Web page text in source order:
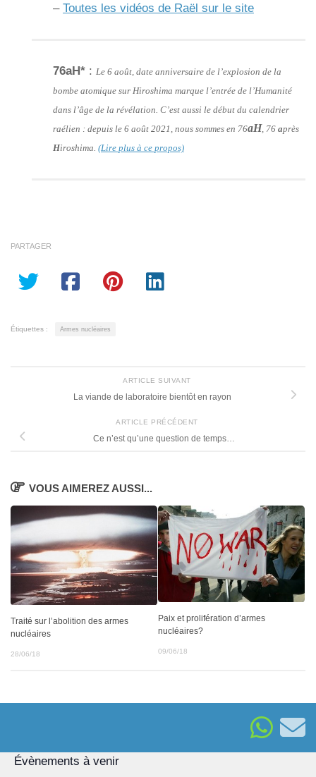
– Toutes les vidéos de Raël sur le site
76aH* : Le 6 août, date anniversaire de l’explosion de la
bombe atomique sur Hiroshima marque l’entrée de l’Humanité
dans l’âge de la révélation. C’est aussi le début du calendrier
raélien : depuis le 6 août 2021, nous sommes en 76aH, 76 après
Hiroshima. (Lire plus à ce propos)
PARTAGER
Étiquettes : Armes nucléaires
ARTICLE SUIVANT
La viande de laboratoire bientôt en rayon
ARTICLE PRÉCÉDENT
Ce n’est qu’une question de temps…
VOUS AIMEREZ AUSSI...
Traité sur l’abolition des armes
nucléaires
28/06/18
Paix et prolifération d’armes
nucléaires?
09/06/18
Évènements à venir